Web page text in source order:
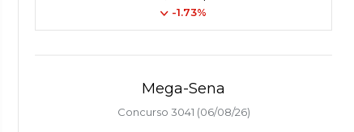
-1.73%
Mega-Sena
Concurso 3041 (06/08/26)